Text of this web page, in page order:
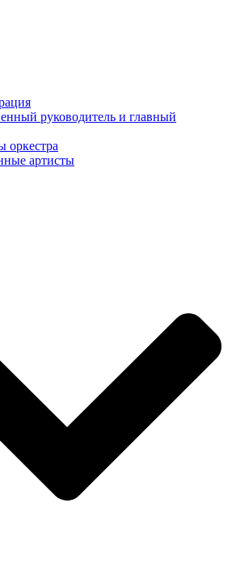
руководитель и главный
оркестра
артисты